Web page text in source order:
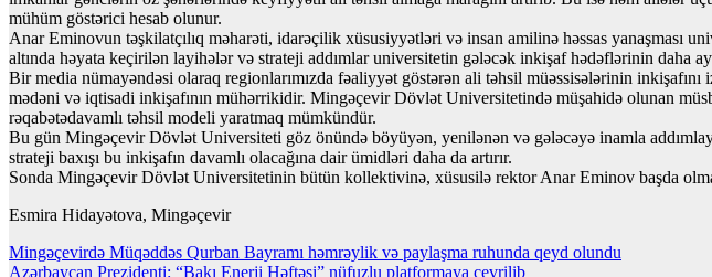
mühüm göstərici hesab olunur.
Anar Eminovun təşkilatçılıq məharəti, idarəçilik xüsusiyyətləri və insan amilinə həssas yanaşması
altında həyata keçirilən layihələr və strateji addımlar universitetin gələcək inkişaf hədəflərinin daha
Bir media nümayəndəsi olaraq regionlarımızda fəaliyyət göstərən ali təhsil müəssisələrinin
mədəni və iqtisadi inkişafının mühərrikidir. Mingəçevir Dövlət Universitetində müşahidə olunan
rəqabətədavamlı təhsil modeli yaratmaq mümkündür.
Bu gün Mingəçevir Dövlət Universiteti göz önündə böyüyən, yenilənən və gələcəyə inamla
strateji baxışı bu inkişafın davamlı olacağına dair ümidləri daha da artırır.
Sonda Mingəçevir Dövlət Universitetinin bütün kollektivinə, xüsusilə rektor Anar Eminov başda
Esmira Hidayətova, Mingəçevir
Yazı
Mingəçevirdə Müqəddəs Qurban Bayramı həmrəylik və paylaşma ruhunda qeyd olundu
Azərbaycan Prezidenti: “Bakı Enerji Həftəsi” nüfuzlu platformaya çevrilib